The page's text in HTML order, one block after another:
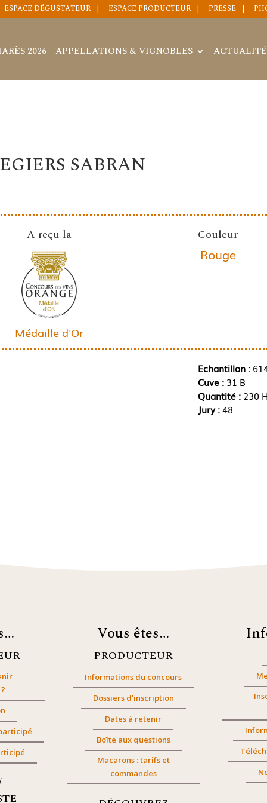
ESPACE DÉGUSTATEUR ESPACE PRODUCTEUR PRESSE
2026 APPELLATIONS & VIGNOBLES
SABRAN
A reçu la
Médaille d'Or
Couleur
Rouge
Echantillon :
Cuve : 31 B
Quantité : 230
Jury :48
Vous êtes…
PRODUCTEUR
Informations du concours
Dossiers d’inscription
Dates à retenir
Boîte aux questions
Macarons : tarifs et
commandes